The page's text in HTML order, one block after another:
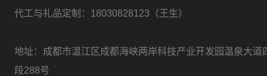
代工与礼品定制：18030828123（王生）
地址：成都市温江区成都海峡两岸科技产业开发园温泉大道
段288号